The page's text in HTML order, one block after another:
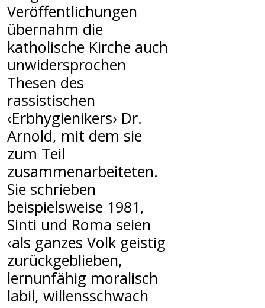
Veröffentlichungen
übernahm die
katholische Kirche auch
unwidersprochen
Thesen des
rassistischen
‹Erbhygienikers› Dr.
Arnold, mit dem sie
zum Teil
zusammenarbeiteten.
Sie schrieben
beispielsweise 1981,
Sinti und Roma seien
‹als ganzes Volk geistig
zurückgeblieben,
lernunfähig moralisch
labil, willensschwach